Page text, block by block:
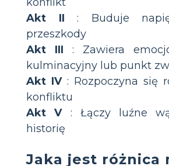
Akt II : Buduje
przeszkody
Akt III : Zawiera
kulminacyjny lub punkt
Akt IV: Rozpoczyna się
konfliktu
Akt V: Łączy luźne
historię
Jaka jest różnica